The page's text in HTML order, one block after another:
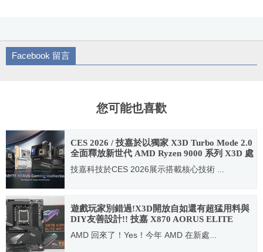
Facebook 留言
您可能也喜歡
CES 2026 / 技嘉於以獨家 X3D Turbo Mode 2.0
全面釋放新世代 AMD Ryzen 9000 系列 X3D 處
理器效能
技嘉科技於CES 2026展示搭載核心技術 ...
2026.01.07
遊戲玩家別錯過!X3D開放自如還有超猛用料與
DIY友善設計!! 技嘉 X870 AORUS ELITE
WIFI7 主機板開箱評測
AMD 回來了！Yes！今年 AMD 在新處...